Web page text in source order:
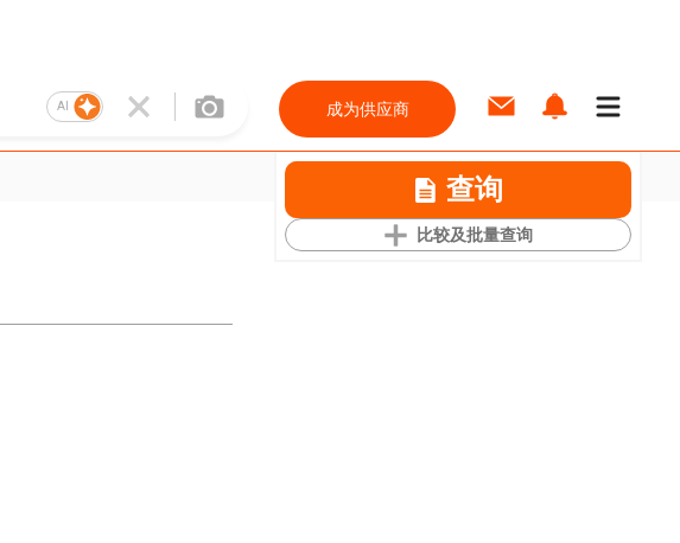
AI 成为供应商
查询
比较及批量查询